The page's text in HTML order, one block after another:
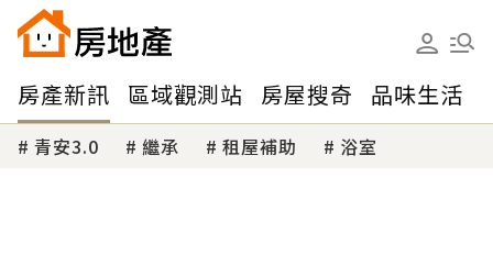
房產新訊 區域觀測站 房屋搜奇 品味生活
青安3.0 繼承 租屋補助 浴室